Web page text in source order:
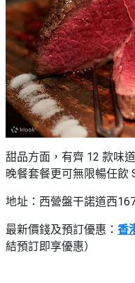
甜品方面，有齊 12 款味
晚餐套餐更可無限暢任飲
地址：西營盤干諾道西
最新價錢及預訂優惠： 香
結預訂即享優惠）